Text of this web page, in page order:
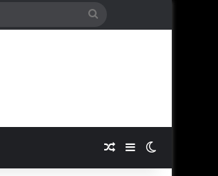
Buscar
Publicación al azar
Barra lateral